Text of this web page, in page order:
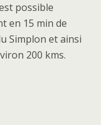
possible
en 15 min de
Simplon et ainsi
200 kms.